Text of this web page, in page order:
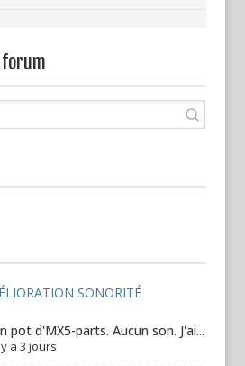
forum
SONORITÉ
pot d'MX5-parts. Aucun son. J'ai...
a 3 jours